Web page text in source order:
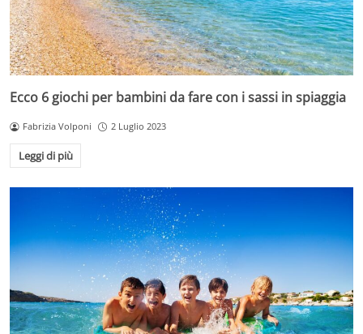
Ecco 6 giochi per bambini da fare con i sassi in spiaggia
Fabrizia Volponi 2 Luglio 2023
Leggi di più